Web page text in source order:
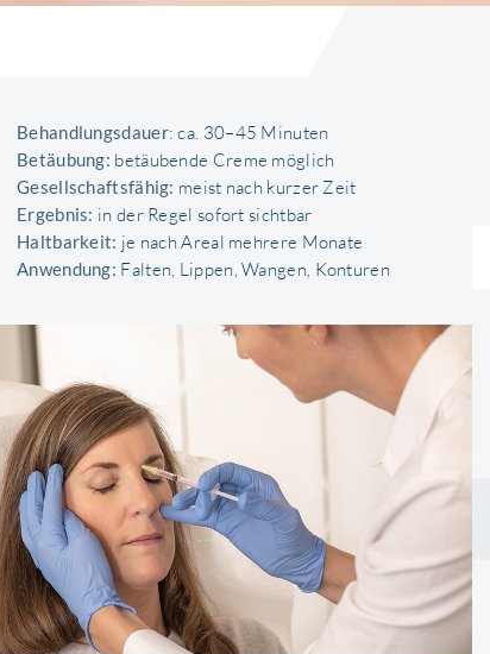
Behandlungsdauer: ca. 30–45 Minuten
Betäubung: betäubende Creme möglich
Gesellschaftsfähig: meist nach kurzer Zeit
Ergebnis: in der Regel sofort sichtbar
Haltbarkeit: je nach Areal mehrere Monate
Anwendung: Falten, Lippen, Wangen, Konturen